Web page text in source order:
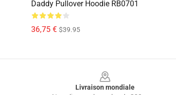
Daddy Pullover Hoodie RB0701
36,75 € $39.95
Livraison mondiale